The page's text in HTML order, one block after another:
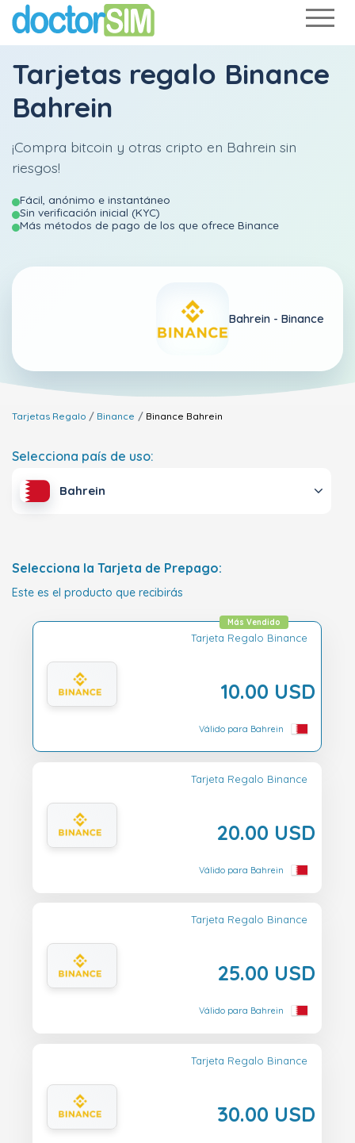
Tarjetas regalo Binance
Bahrein
¡Compra bitcoin y otras cripto en Bahrein sin
riesgos!
Fácil, anónimo e instantáneo
Sin verificación inicial (KYC)
Más métodos de pago de los que ofrece Binance
Bahrein - Binance
Tarjetas Regalo Binance Binance Bahrein
Selecciona país de uso:
Bahrein
Selecciona la Tarjeta de Prepago:
Este es el producto que recibirás
Tarjeta Regalo Binance
10.00 USD
Más Vendido
Válido para Bahrein
Tarjeta Regalo Binance
20.00 USD
Válido para Bahrein
Tarjeta Regalo Binance
25.00 USD
Válido para Bahrein
Tarjeta Regalo Binance
30.00 USD